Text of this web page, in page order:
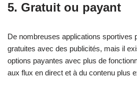
5. Gratuit ou payant
De nombreuses applications sportives
gratuites avec des publicités, mais il
options payantes avec plus de
aux flux en direct et à du contenu plus